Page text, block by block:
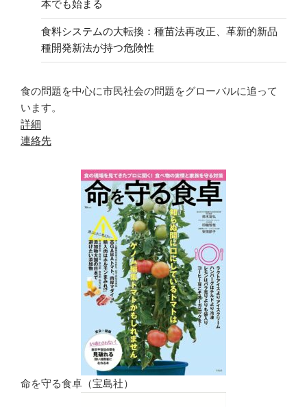
本でも始まる
食料システムの大転換：種苗法再改正、革新的新品
種開発新法が持つ危険性
食の問題を中心に市民社会の問題をグローバルに追って
います。
詳細
連絡先
命を守る食卓（宝島社）